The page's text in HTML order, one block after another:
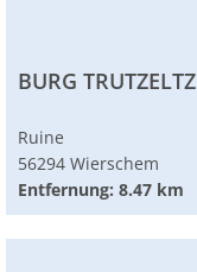
BURG TRUTZELTZ
Ruine
56294 Wierschem
Entfernung: 8.47 km